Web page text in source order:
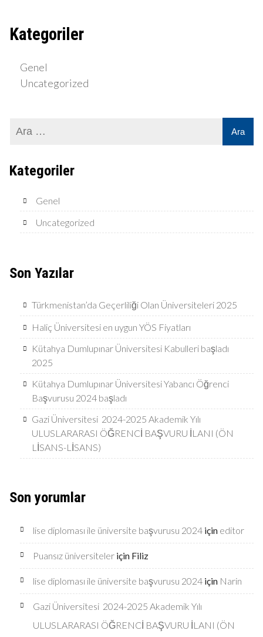
Kategoriler
Genel
Uncategorized
Kategoriler
Genel
Uncategorized
Son Yazılar
Türkmenistan’da Geçerliliği Olan Üniversiteleri 2025
Haliç Üniversitesi en uygun YÖS Fiyatları
Kütahya Dumlupınar Üniversitesi Kabulleri başladı
2025
Kütahya Dumlupınar Üniversitesi Yabancı Öğrenci
Başvurusu 2024 başladı
Gazi Üniversitesi 2024-2025 Akademik Yılı
ULUSLARARASI ÖĞRENCİ BAŞVURU İLANI (ÖN
LİSANS-LİSANS)
Son yorumlar
lise diploması ile üniversite başvurusu 2024 için editor
Puansız üniversiteler için Filiz
lise diploması ile üniversite başvurusu 2024 için Narin
Gazi Üniversitesi 2024-2025 Akademik Yılı
ULUSLARARASI ÖĞRENCİ BAŞVURU İLANI (ÖN